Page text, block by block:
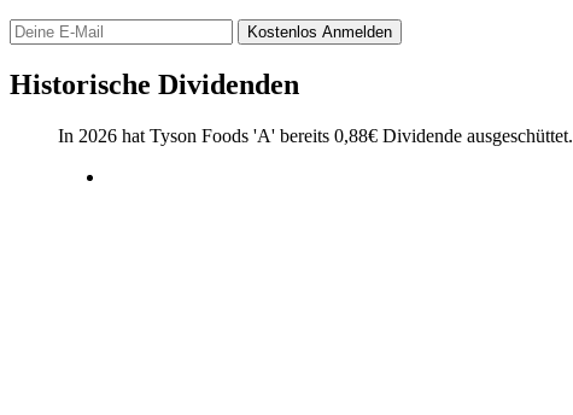
Kostenlos Anmelden
Historische Dividenden
In 2026 hat Tyson Foods 'A' bereits 0,88€ Dividende ausgeschüttet.